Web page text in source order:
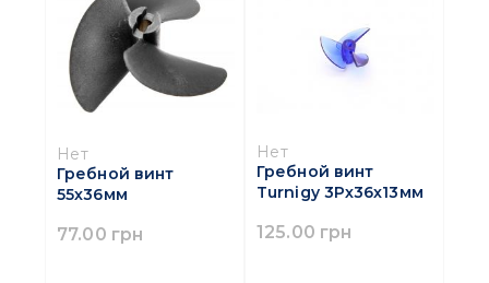
Нет
Гребной винт
55х36мм
77.00 грн
Нет
Гребной винт
Turnigy 3Pх36х13мм
125.00 грн